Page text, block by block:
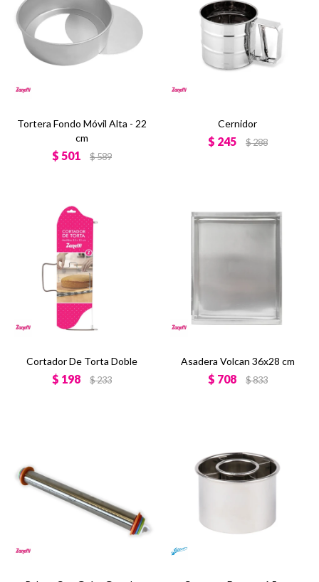
Tortera Fondo Móvil Alta - 22
cm
$ 501 $589
Cernidor
$ 245 $288
Cortador De Torta Doble
$ 198 $233
Asadera Volcan 36x28 cm
$ 708 $833